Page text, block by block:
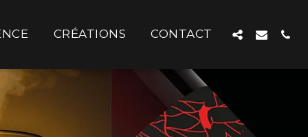
CRÉATIONS CONTACT